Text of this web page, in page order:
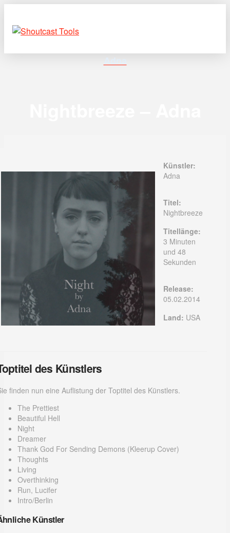
Adna
Künstler:
Adna
Titel:
Nightbreeze
Titellänge:
3 Minuten
und 48
Sekunden
Release:
05.02.2014
Land: USA
des Künstlers
finden nun eine Auflistung der Toptitel des Künstlers.
The Prettiest
Beautiful Hell
Night
Dreamer
Thank God For Sending Demons (Kleerup Cover)
Thoughts
Living
Overthinking
Run, Lucifer
Intro/Berlin
Künstler